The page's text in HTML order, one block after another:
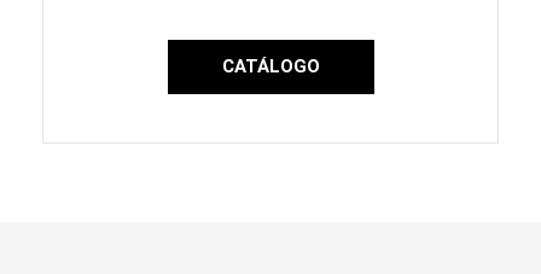
CATÁLOGO